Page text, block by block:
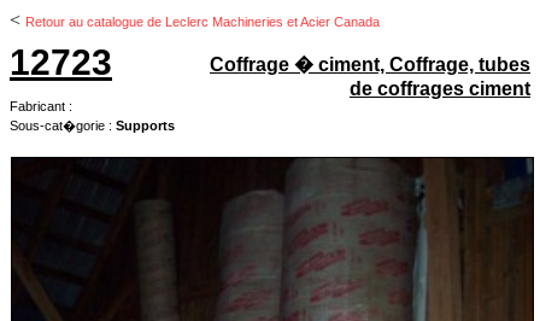
< Retour au catalogue de Leclerc Machineries et Acier Canada
12723
Fabricant :
Sous-cat�gorie : Supports
Coffrage � ciment, Coffrage, tubes
de coffrages ciment